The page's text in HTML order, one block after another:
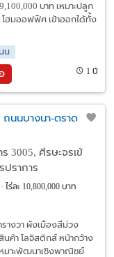
บาท เหมาะปลูก
ฮมออฟฟิศ เข้าออกได้ทั้ง
น
1 ปี
ถนนบางนา-ตราด
3005, ศีรษะจรเข้
ปราการ
ไร่ละ 10,800,000 บาท
างวา ผังเมืองสีม่วง
นค้า โลจิสติกส์ หน้ากว้าง
มาะพัฒนาเชิงพาณิชย์